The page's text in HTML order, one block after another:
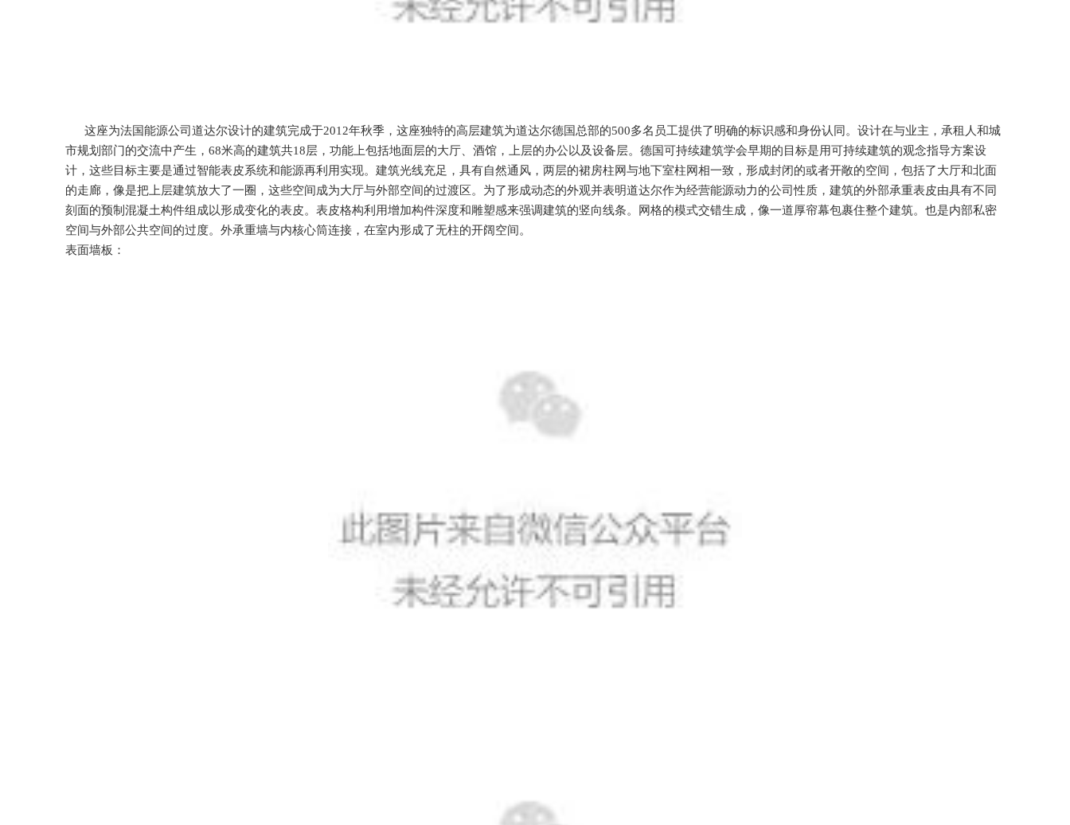
这座为法国能源公司道达尔设计的建筑完成于2012年秋季，这座独特的高层建筑为道达尔德国总部的500多名员工提供了明确的标识感和身份认同。设计在与业主，承租人和城
市规划部门的交流中产生，68米高的建筑共18层，功能上包括地面层的大厅、酒馆，上层的办公以及设备层。德国可持续建筑学会早期的目标是用可持续建筑的观念指导方案设
计，这些目标主要是通过智能表皮系统和能源再利用实现。建筑光线充足，具有自然通风，两层的裙房柱网与地下室柱网相一致，形成封闭的或者开敞的空间，包括了大厅和北面
的走廊，像是把上层建筑放大了一圈，这些空间成为大厅与外部空间的过渡区。为了形成动态的外观并表明道达尔作为经营能源动力的公司性质，建筑的外部承重表皮由具有不同
刻面的预制混凝土构件组成以形成变化的表皮。表皮格构利用增加构件深度和雕塑感来强调建筑的竖向线条。网格的模式交错生成，像一道厚帘幕包裹住整个建筑。也是内部私密
空间与外部公共空间的过度。外承重墙与内核心筒连接，在室内形成了无柱的开阔空间。
表面墙板：